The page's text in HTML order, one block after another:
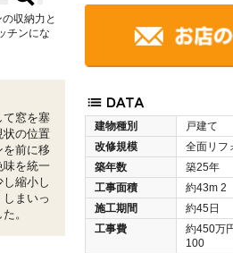
建物種別
戸建て
改修規模
全面リフ
築年数
築25年
工事面積
約43m 2
施工期間
約45日
工事費
約450万
100
収納力と
チンにな
て窓を塞
状の位置
を前に移
味を統一
縮小し
まいっ
。